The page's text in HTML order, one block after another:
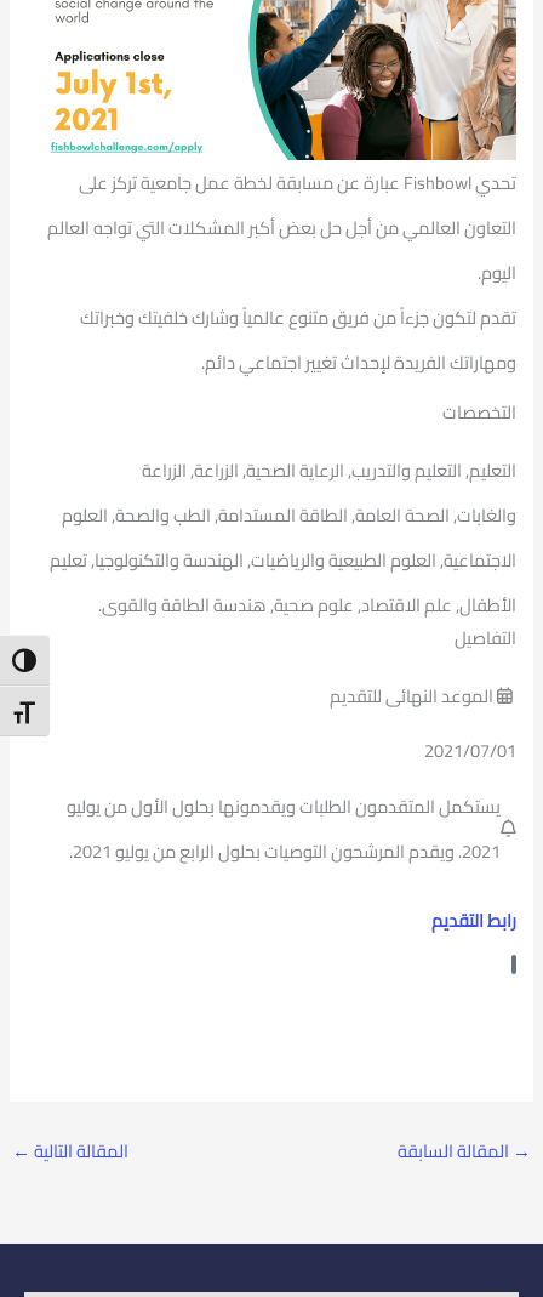
تحدي Fishbowl عبارة عن مسابقة لخطة عمل جامعية تركز على
التعاون العالمي من أجل حل بعض أكبر المشكلات التي تواجه العالم
اليوم.
تقدم لتكون جزءاً من فريق متنوع عالمياً وشارك خلفيتك وخبراتك
ومهاراتك الفريدة لإحداث تغيير اجتماعي دائم.
التخصصات
التعليم, التعليم والتدريب, الرعاية الصحية, الزراعة, الزراعة
والغابات, الصحة العامة, الطاقة المستدامة, الطب والصحة, العلوم
الاجتماعية, العلوم الطبيعية والرياضيات, الهندسة والتكنولوجيا, تعليم
الأطفال, علم الاقتصاد, علوم صحية, هندسة الطاقة والقوى.
التفاصيل
الموعد النهائى للتقديم
2021/07/01
يستكمل المتقدمون الطلبات ويقدمونها بحلول الأول من يوليو
2021. ويقدم المرشحون التوصيات بحلول الرابع من يوليو 2021.
رابط التقديم
→ المقالة السابقة المقالة التالية ←